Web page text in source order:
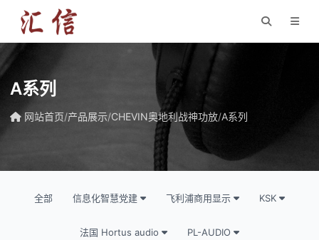
A系列
网站首页/产品展示/CHEVIN奥地利战神功放/A系列
全部 信息化智慧党建 飞利浦商用显示 KSK
法国 Hortus audio PL-AUDIO